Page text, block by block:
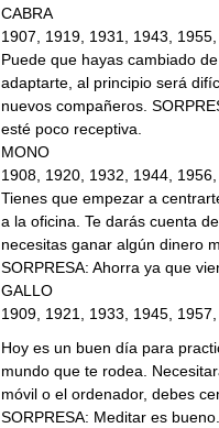
CABRA
1907, 1919, 1931, 1943,
Puede que hayas cambiado
adaptarte, al principio será
nuevos compañeros.
esté poco receptiva.
MONO
1908, 1920, 1932, 1944,
Tienes que empezar a
a la oficina. Te darás cuenta
necesitas ganar algún dinero
SORPRESA: Ahorra ya que
GALLO
1909, 1921, 1933, 1945,
Hoy es un buen día para
mundo que te rodea.
móvil o el ordenador, debes
SORPRESA: Meditar es bueno.